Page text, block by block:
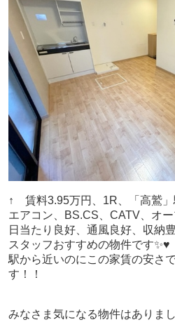
↑ 賃料3.95万円、1R、「高鷲」
エアコン、BS.CS、CATV、オ
日当たり良好、通風良好、収納
スタッフおすすめの物件です✨♥
駅から近いのにこの家賃の安さ
す！！
みなさま気になる物件はありま